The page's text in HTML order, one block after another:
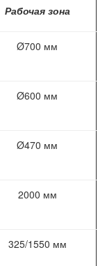
Рабочая зона
Ø700 мм
Ø600 мм
Ø470 мм
2000 мм
325/1550 мм